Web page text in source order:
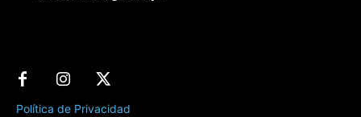
Política de Privacidad